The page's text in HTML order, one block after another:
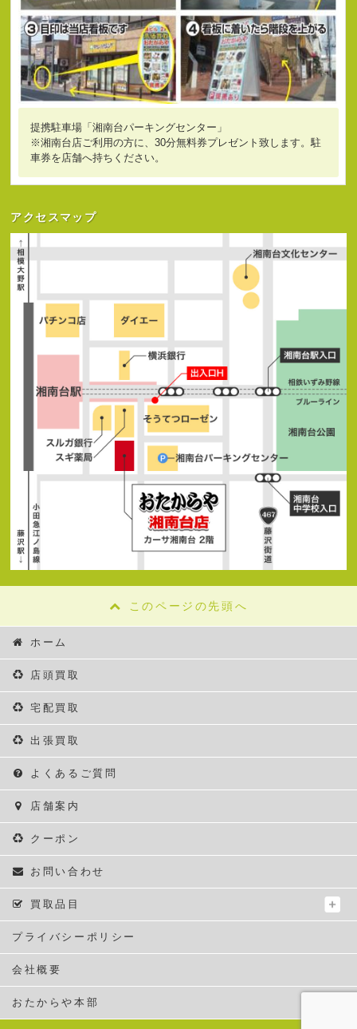
提携駐車場「湘南台パーキングセンター」
※湘南台店ご利用の方に、30分無料券プレゼント致します。駐
車券を店舗へ持ちください。
アクセスマップ
このページの先頭へ
ホーム
店頭買取
宅配買取
出張買取
よくあるご質問
店舗案内
クーポン
お問い合わせ
買取品目
プライバシーポリシー
会社概要
おたからや本部